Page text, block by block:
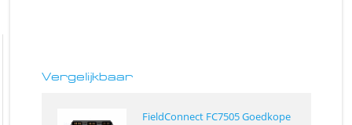
Vergelijkbaar
FieldConnect FC7505 Goedkope